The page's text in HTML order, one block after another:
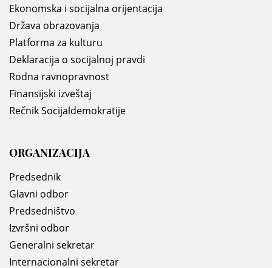
Ekonomska i socijalna orijentacija
Država obrazovanja
Platforma za kulturu
Deklaracija o socijalnoj pravdi
Rodna ravnopravnost
Finansijski izveštaj
Rečnik Socijaldemokratije
ORGANIZACIJA
Predsednik
Glavni odbor
Predsedništvo
Izvršni odbor
Generalni sekretar
Internacionalni sekretar